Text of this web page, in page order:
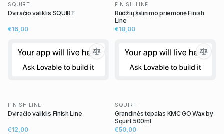
SQUIRT
Dviračio valiklis SQUIRT
€16,00
FINISH LINE
Rūdžių šalinimo priemonė Finish
Line
€18,00
FINISH LINE
Dviračio valiklis Finish Line
€12,00
SQUIRT
Grandinės tepalas KMC GO Wax by
Squirt 500ml
€50,00